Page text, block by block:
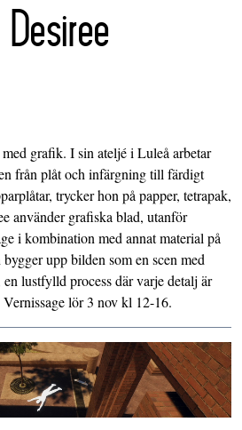
grafik. I sin ateljé i Luleå arbetar
från plåt och infärgning till färdigt
trycker hon på papper, tetrapak,
använder grafiska blad, utanför
i kombination med annat material på
upp bilden som en scen med
lustfylld process där varje detalj är
lör 3 nov kl 12-16.